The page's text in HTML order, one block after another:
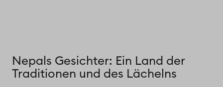
Nepals Gesichter: Ein Land der
Traditionen und des Lächelns